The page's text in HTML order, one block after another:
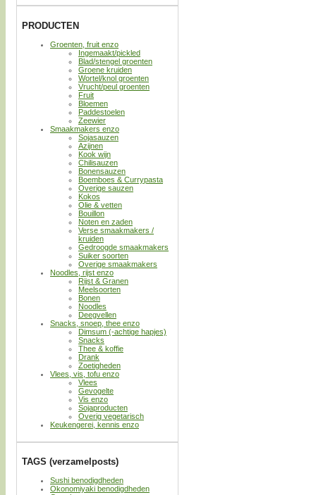
PRODUCTEN
Groenten, fruit enzo
Ingemaakt/pickled
Blad/stengel groenten
Groene kruiden
Wortel/knol groenten
Vrucht/peul groenten
Fruit
Bloemen
Paddestoelen
Zeewier
Smaakmakers enzo
Sojasauzen
Azijnen
Kook wijn
Chilisauzen
Bonensauzen
Boemboes & Currypasta
Overige sauzen
Kokos
Olie & vetten
Bouillon
Noten en zaden
Verse smaakmakers /
kruiden
Gedroogde smaakmakers
Suiker soorten
Overige smaakmakers
Noodles, rijst enzo
Rijst & Granen
Meelsoorten
Bonen
Noodles
Deegvellen
Snacks, snoep, thee enzo
Dimsum (-achtige hapjes)
Snacks
Thee & koffie
Drank
Zoetigheden
Vlees, vis, tofu enzo
Vlees
Gevogelte
Vis enzo
Sojaproducten
Overig vegetarisch
Keukengerei, kennis enzo
TAGS (verzamelposts)
Sushi benodigdheden
Okonomiyaki benodigdheden